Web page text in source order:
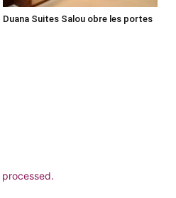
Duana Suites Salou obre les portes